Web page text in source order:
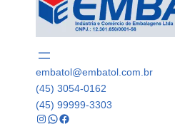
embatol@embatol.com.br
(45) 3054-0162
(45) 99999-3303
Instagram WhatsApp Facebook